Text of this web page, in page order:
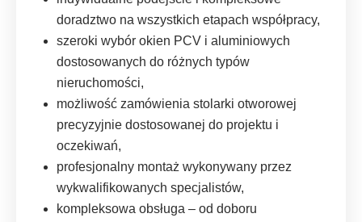
doradztwo na wszystkich etapach współpracy,
szeroki wybór okien PCV i aluminiowych
dostosowanych do różnych typów
nieruchomości,
możliwość zamówienia stolarki otworowej
precyzyjnie dostosowanej do projektu i
oczekiwań,
profesjonalny montaż wykonywany przez
wykwalifikowanych specjalistów,
kompleksowa obsługa – od doboru